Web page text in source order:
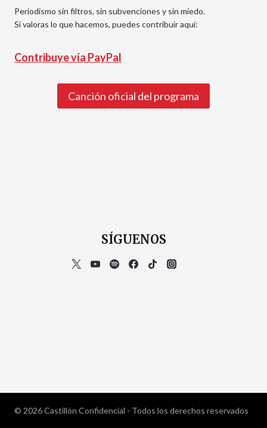
Periodismo sin filtros, sin subvenciones y sin miedo.
Si valoras lo que hacemos, puedes contribuir aquí:
Contribuye vía PayPal
Canción oficial del programa
SÍGUENOS
© 2026 Castillón Confidencial - Todos los derechos reservados